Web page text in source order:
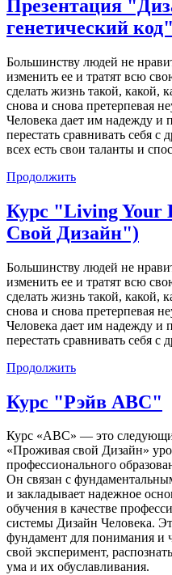
Презентация
генетический код"
Большинству людей не
изменить ее и тратят всю
сделать жизнь такой, какой,
снова и снова претерпевая
Человека дает им надежду и
перестать сравнивать себя
всех есть свои таланты и
Продолжить
Курс "Living Your
Свой Дизайн")
Большинству людей не
изменить ее и тратят всю
сделать жизнь такой, какой,
снова и снова претерпевая
Человека дает им надежду и
перестать сравнивать себя
Продолжить
Курс "Рэйв ABC"
Курс «АВС» — это
«Проживая свой Дизайн»
профессионального
Он связан с
и закладывает надежное
обучения в качестве
системы Дизайн Человека.
фундамент для понимания и
свой эксперимент,
ума и их обуславливания.